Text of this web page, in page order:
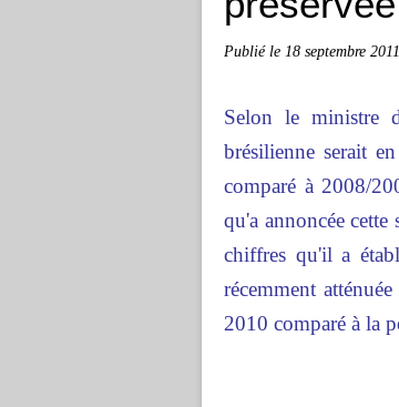
Publié le 18 septembre 2011
Selon le ministre
brésilienne serait
comparé à 2008/
qu'a annoncée
chiffres qu'il a
récemment
2010 comparé à la